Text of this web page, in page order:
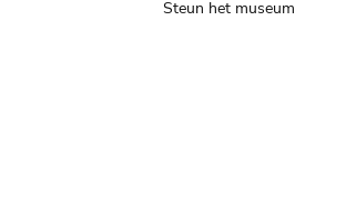
Steun het museum